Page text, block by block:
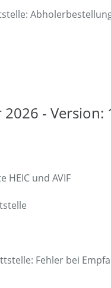
- Version:
und AVIF
Fehler bei